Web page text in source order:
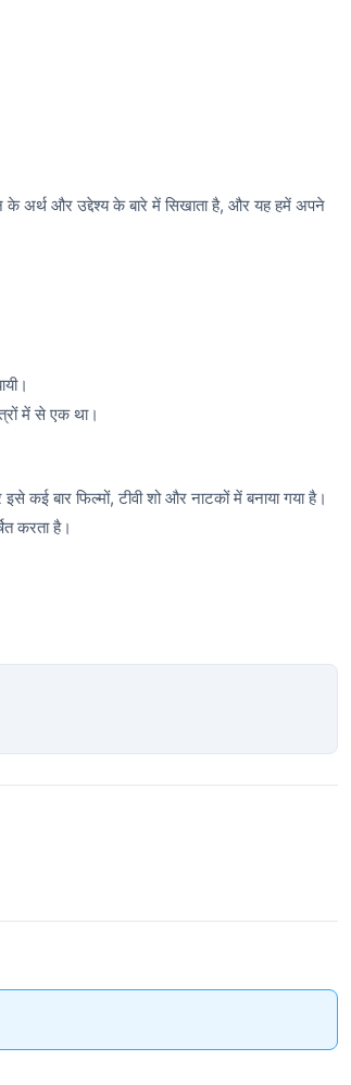
अर्थ और उद्देश्य के बारे में सिखाता है, और यह हमें अपने
में से एक था।
कई बार फिल्मों, टीवी शो और नाटकों में बनाया गया है।
करता है।